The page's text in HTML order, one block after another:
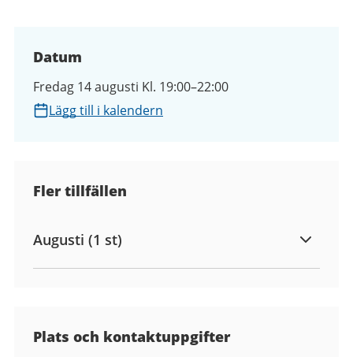
Datum
Fredag 14 augusti Kl. 19:00–22:00
Lägg till i kalendern
Fler tillfällen
Augusti (1 st)
Plats och kontaktuppgifter